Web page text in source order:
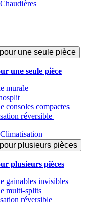
une seule pièce
une seule pièce
murale
consoles compactes
réversible
plusieurs pièces
plusieurs pièces
gainables invisibles
multi-splits
réversible